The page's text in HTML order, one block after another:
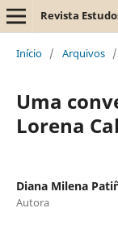
Revista
Início / Arquivos /
Uma
Lorena
Diana Milena
Autora